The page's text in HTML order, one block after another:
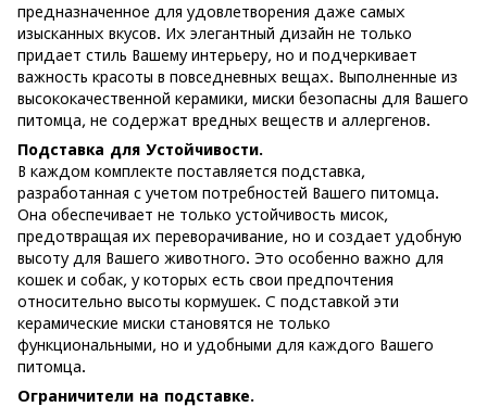
предназначенное для удовлетворения даже самых
изысканных вкусов. Их элегантный дизайн не только
придает стиль Вашему интерьеру, но и подчеркивает
важность красоты в повседневных вещах. Выполненные из
высококачественной керамики, миски безопасны для Вашего
питомца, не содержат вредных веществ и аллергенов.
Подставка для Устойчивости.
В каждом комплекте поставляется подставка,
разработанная с учетом потребностей Вашего питомца.
Она обеспечивает не только устойчивость мисок,
предотвращая их переворачивание, но и создает удобную
высоту для Вашего животного. Это особенно важно для
кошек и собак, у которых есть свои предпочтения
относительно высоты кормушек. С подставкой эти
керамические миски становятся не только
функциональными, но и удобными для каждого Вашего
питомца.
Ограничители на подставке.